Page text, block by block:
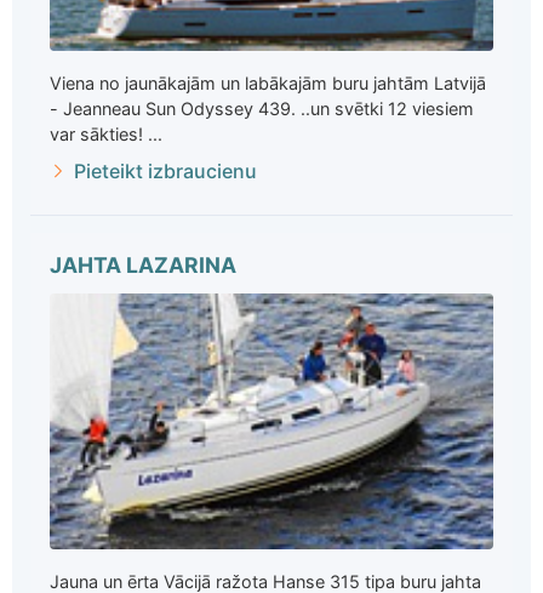
Viena no jaunākajām un labākajām buru jahtām Latvijā
- Jeanneau Sun Odyssey 439. ..un svētki 12 viesiem
var sākties! ...
Pieteikt izbraucienu
JAHTA LAZARINA
Jauna un ērta Vācijā ražota Hanse 315 tipa buru jahta